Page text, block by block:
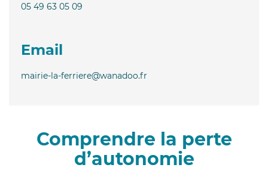
05 49 63 05 09
Email
mairie-la-ferriere@wanadoo.fr
Comprendre la perte
d’autonomie